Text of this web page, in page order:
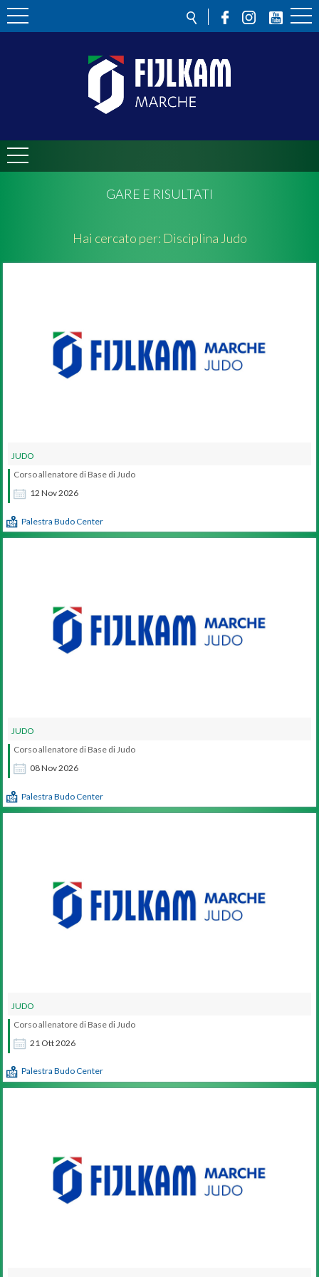
GARE E RISULTATI
Hai cercato per: Disciplina Judo
JUDO
12 Nov2026
Corso allenatore di Base di Judo
Palestra Budo Center
JUDO
08Nov2026
Corso allenatore di Base di Judo
Palestra Budo Center
JUDO
21 Ott2026
Corso allenatore di Base di Judo
Palestra Budo Center